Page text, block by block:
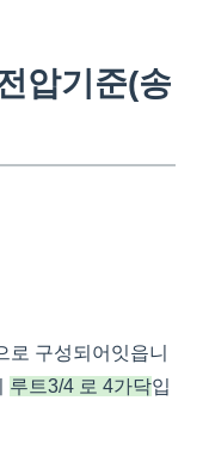
압기준(송
로 구성되어잇읍니
루트3/4 로 4가닥입